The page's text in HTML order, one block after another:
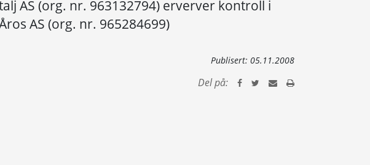
AS (org. nr. 963132794) erverver kontroll i
AS (org. nr. 965284699)
Publisert: 05.11.2008
Del på: